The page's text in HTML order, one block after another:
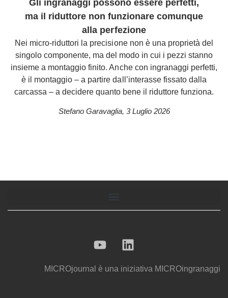
Gli ingranaggi possono essere perfetti,
ma il riduttore non funzionare comunque
alla perfezione
Nei micro-riduttori la precisione non è una proprietà del
singolo componente, ma del modo in cui i pezzi stanno
insieme a montaggio finito. Anche con ingranaggi perfetti,
è il montaggio – a partire dall’interasse fissato dalla
carcassa – a decidere quanto bene il riduttore funziona.
Stefano Garavaglia, 3 Luglio 2026
MICROjournal è una iniziativa MICROingranaggi